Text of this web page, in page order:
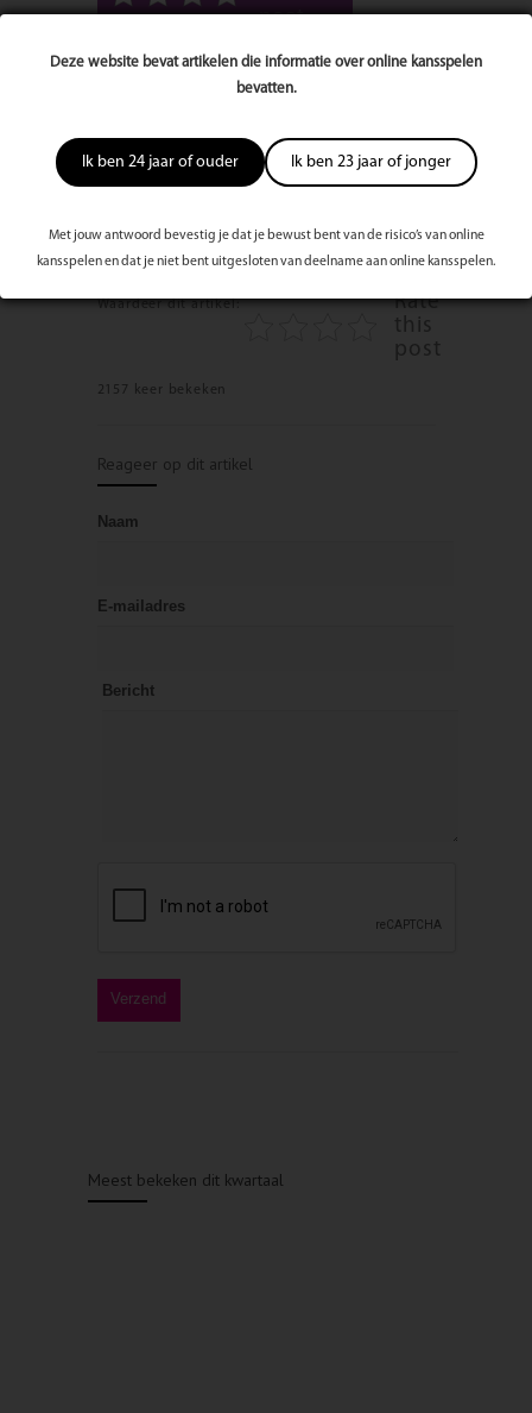
Deze website bevat artikelen die informatie over online kansspelen
bevatten.
Ik ben 24 jaar of ouder Ik ben 23 jaar of jonger
Met jouw antwoord bevestig je dat je bewust bent van de risico’s van online
kansspelen en dat je niet bent uitgesloten van deelname aan online kansspelen.
post
Spaarne Gasthuis-Noord
023-5444974
info@bloomingpc.nl
www.bloomingpc.nl
Bekijk volledige publicatie/editie
Waardeer dit artikel:
Rate
this
post
2157 keer bekeken
Reageer op dit artikel
Naam
E-mailadres
Bericht
Meest bekeken dit kwartaal